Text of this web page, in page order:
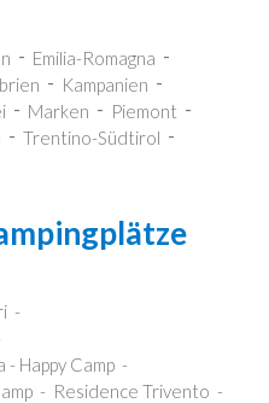
Emilia-Romagna
Kampanien
Marken
Piemont
Trentino-Südtirol
Happy Camp
Residence Trivento